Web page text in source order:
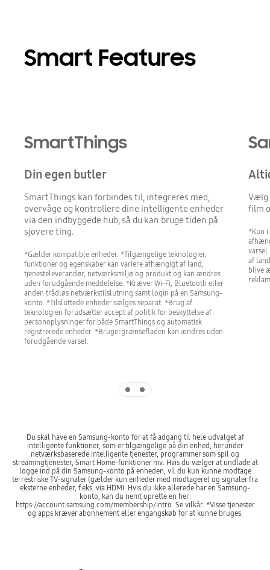
Smart Features
SmartThings
Din egen butler
SmartThings kan forbindes til, integreres med,
overvåge og kontrollere dine intelligente enheder
via den indbyggede hub, så du kan bruge tiden på
sjovere ting.
*Gælder kompatible enheder. *Tilgængelige teknologier,
funktioner og egenskaber kan variere afhængigt af land,
tjenesteleverandør, netværksmiljø og produkt og kan ændres
uden forudgående meddelelse. *Kræver Wi-Fi, Bluetooth eller
anden trådløs netværkstilslutning samt login på en Samsung-
konto. *Tilsluttede enheder sælges separat. *Brug af
teknologien forudsætter accept af politik for beskyttelse af
personoplysninger for både SmartThings og automatisk
registrerede enheder. *Brugergrænsefladen kan ændres uden
forudgående varsel.
Vælg
film
*Kun i
af
blive
Du skal have en Samsung-konto for at få adgang til hele udvalget af
intelligente funktioner, som er tilgængelige på din enhed, herunder
netværksbaserede intelligente tjenester, programmer som spil og
streamingtjenester, Smart Home-funktioner mv. Hvis du vælger at undlade at
logge ind på din Samsung-konto på enheden, vil du kun kunne modtage
terrestriske TV-signaler (gælder kun enheder med modtagere) og signaler fra
eksterne enheder, f.eks. via HDMI. Hvis du ikke allerede har en Samsung-
konto, kan du nemt oprette en her:
https://account.samsung.com/membership/intro. Se vilkår. *Visse tjenester
og apps kræver abonnement eller engangskøb for at kunne bruges.